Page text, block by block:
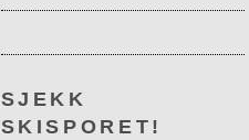
SJEKK
SKISPORET!